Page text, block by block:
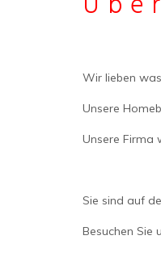
Wir lieben
Unsere
Unsere Firma
Sie sind auf
Besuchen Sie